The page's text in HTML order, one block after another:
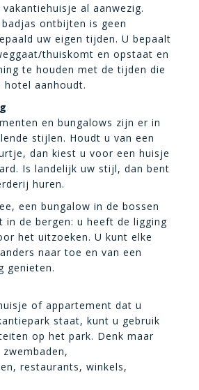
al aanwezig.
ontbijten is geen
uw eigen tijden. U bepaalt
thuiskomt en opstaat en
te houden met de tijden die
hotel aanhoudt.
en bungalows zijn er in
stijlen. Houdt u van een
dan kiest u voor een huisje
Is landelijk uw stijl, dan bent
huren.
een bungalow in de bossen
in de bergen: u heeft de ligging
het uitzoeken. U kunt elke
naar toe en van een
genieten.
of appartement dat u
staat, kunt u gebruik
op het park. Denk maar
restaurants, winkels,